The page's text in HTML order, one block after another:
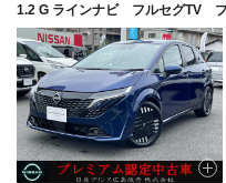
1.2 G ラインナビ フルセグTV プ